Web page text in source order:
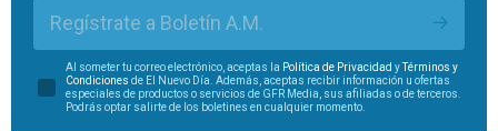
Regístrate a Boletín A.M.
Al someter tu correo electrónico, aceptas la Política de Privacidad yTérminos y
Condiciones de El Nuevo Día. Además, aceptas recibir información u ofertas
especiales de productos o servicios de GFR Media, sus afiliadas o de terceros.
Podrás optar salirte de los boletines en cualquier momento.